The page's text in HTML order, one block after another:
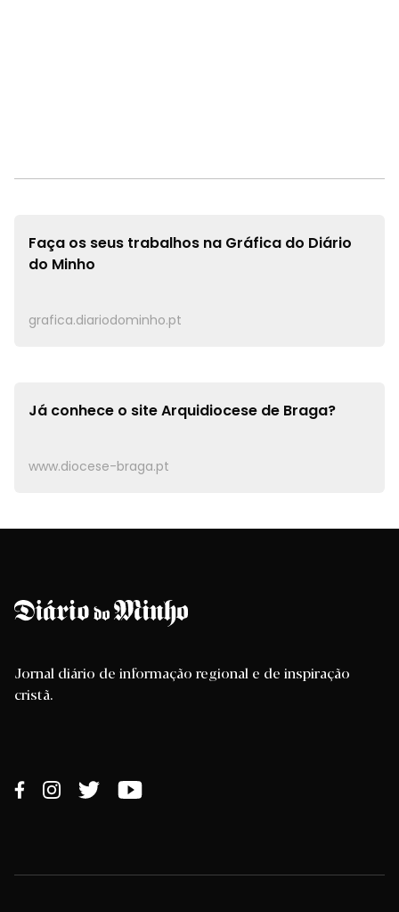
Faça os seus trabalhos na Gráfica do Diário
do Minho
grafica.diariodominho.pt
Já conhece o siteArquidiocese de Braga?
www.diocese-braga.pt
Jornal diário de informação regional e de inspiração
cristã.